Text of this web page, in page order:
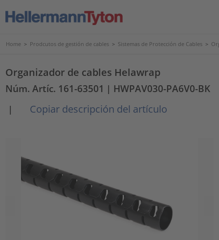
Home > Prodcutos de gestión de cables > Sistemas de Protección de Cables >
Organizador de cables Helawrap
Núm. Artíc. 161-63501 | HWPAV030-PA6V0-BK
|
Copiar descripción del artículo